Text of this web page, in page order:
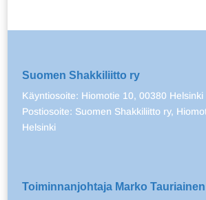
Suomen Shakkiliitto ry
Käyntiosoite: Hiomotie 10, 00380 Helsinki
Postiosoite: Suomen Shakkiliitto ry,
Helsinki
Toiminnanjohtaja Marko Tauriainen